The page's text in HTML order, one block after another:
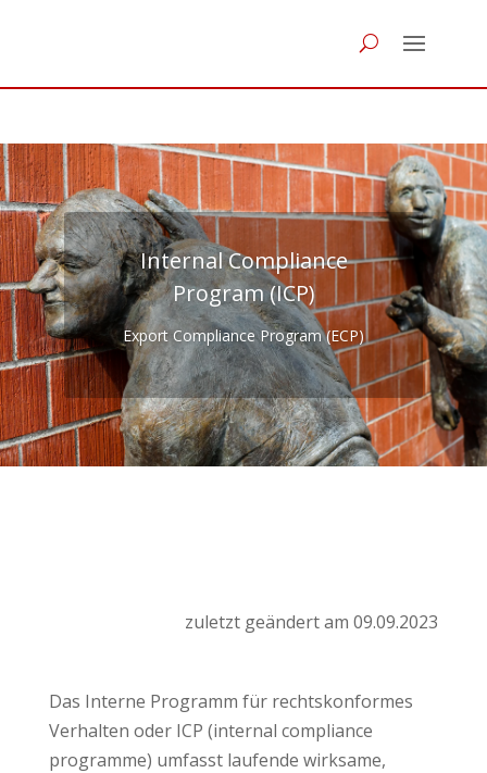
Internal Compliance
Program (ICP)
Export Compliance Program (ECP)
zuletzt geändert am 09.09.2023
Das Interne Programm für rechtskonformes
Verhalten oder ICP (internal compliance
programme) umfasst laufende wirksame,